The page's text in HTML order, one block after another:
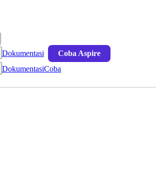
Dokumentasi Coba Aspire
DokumentasiCoba